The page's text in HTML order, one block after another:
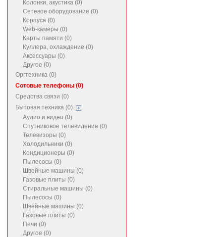
Колонки, акустика (0)
Сетевое оборудование (0)
Корпуса (0)
Web-камеры (0)
Карты памяти (0)
Куллера, охлаждение (0)
Аксессуары (0)
Другое (0)
Оргтехника (0)
Сотовые телефоны (0)
Средства связи (0)
Бытовая техника (0)
Аудио и видео (0)
Спутниковое телевидение (0)
Телевизоры (0)
Холодильники (0)
Кондиционеры (0)
Пылесосы (0)
Швейные машины (0)
Газовые плиты (0)
Стиральные машины (0)
Пылесосы (0)
Швейные машины (0)
Газовые плиты (0)
Печи (0)
Другое (0)